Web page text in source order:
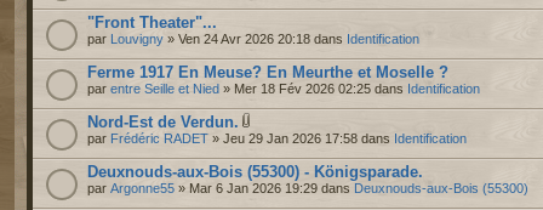
"Front Theater"...
par Louvigny » Ven 24 Avr 2026 20:18 dans Identification
Ferme 1917 En Meuse? En Meurthe et Moselle ?
par entre Seille et Nied » Mer 18 Fév 2026 02:25 dans Identification
Nord-Est de Verdun.
par Frédéric RADET » Jeu 29 Jan 2026 17:58 dans Identification
Deuxnouds-aux-Bois (55300) - Königsparade.
par Argonne55 » Mar 6 Jan 2026 19:29 dans Deuxnouds-aux-Bois (55300)